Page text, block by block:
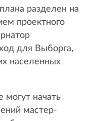
разделен на
проектного
для Выборга,
населенных
могут начать
мастер-